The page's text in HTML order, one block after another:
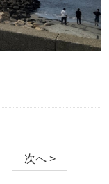
次へ >